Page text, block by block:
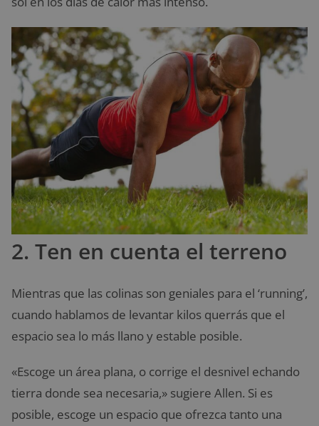
2. Ten en cuenta el terreno
Mientras que las colinas son geniales para el ‘running’,
cuando hablamos de levantar kilos querrás que el
espacio sea lo más llano y estable posible.
«Escoge un área plana, o corrige el desnivel echando
tierra donde sea necesaria,» sugiere Allen. Si es
posible, escoge un espacio que ofrezca tanto una